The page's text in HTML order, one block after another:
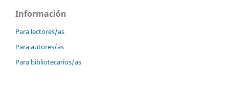
Información
Para lectores/as
Para autores/as
Para bibliotecarios/as